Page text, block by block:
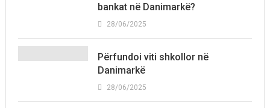
bankat në Danimarkë?
28/06/2025
Përfundoi viti shkollor në
Danimarkë
28/06/2025